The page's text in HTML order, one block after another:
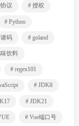
议 # 授权
# Python
码 # goland
饮料
# regex101
# JDK8
# JDK21
# Vue端口号